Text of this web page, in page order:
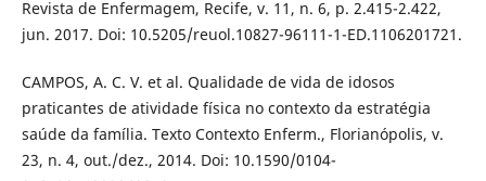
Revista de Enfermagem, Recife, v. 11, n. 6, p. 2.415-2.422,
jun. 2017. Doi: 10.5205/reuol.10827-96111-1-ED.1106201721.
CAMPOS, A. C. V. et al. Qualidade de vida de idosos
praticantes de atividade física no contexto da estratégia
saúde da família. Texto Contexto Enferm., Florianópolis, v.
23, n. 4, out./dez., 2014. Doi: 10.1590/0104-